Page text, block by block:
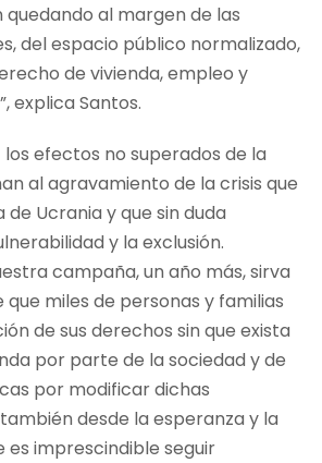
quedando al margen de las
del espacio público normalizado,
de vivienda, empleo y
explica Santos.
los efectos no superados de la
al agravamiento de la crisis que
Ucrania y que sin duda
y la exclusión.
campaña, un año más, sirva
miles de personas y familias
de sus derechos sin que exista
por parte de la sociedad y de
por modificar dichas
desde la esperanza y la
es imprescindible seguir